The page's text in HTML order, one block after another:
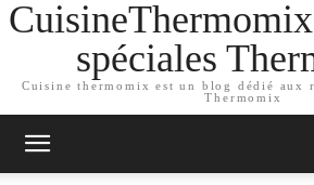
spéciales
Cuisine thermomix est un blog dédié aux
Thermomix